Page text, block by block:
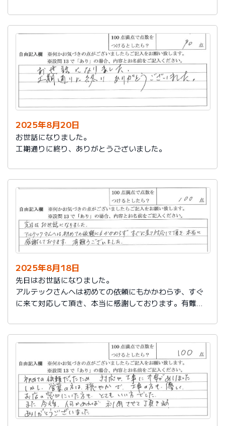
2025年8月20日
お世話になりました。
工期通りに終り、ありがとうございました。
2025年8月18日
先日はお世話になりました。
アルテックさんへは初めての依頼にもかかわらず、すぐ
に来て対応して頂き、本当に感謝しております。有難う